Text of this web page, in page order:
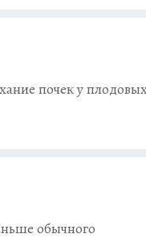
почек у
обычного